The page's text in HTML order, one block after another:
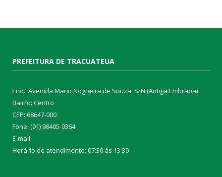
PREFEITURA DE TRACUATEUA
End.: Avenida Mario Nogueira de Souza, S/N (Antiga Embrapa)
Bairro: Centro
CEP: 68647-000
Fone: (91) 98405-0364
E-mail:
Horário de atendimento: 07:30 às 13:30